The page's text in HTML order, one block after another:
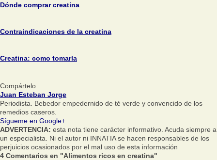
Dónde comprar creatina
Contraindicaciones de la creatina
Creatina: como tomarla
Compártelo
Juan Esteban Jorge
Periodista. Bebedor empedernido de té verde y convencido de los
remedios caseros.
Sígueme en Google+
ADVERTENCIA: esta nota tiene carácter informativo. Acuda siempre a
un especialista. Ni el autor ni INNATIA se hacen responsables de los
perjuicios ocasionados por el mal uso de esta información
4 Comentarios en "Alimentos ricos en creatina"